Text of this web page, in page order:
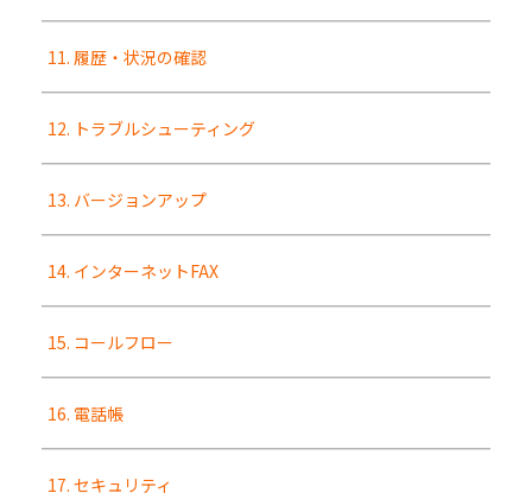
11. 履歴・状況の確認
12. トラブルシューティング
13. バージョンアップ
14. インターネットFAX
15. コールフロー
16. 電話帳
17. セキュリティ